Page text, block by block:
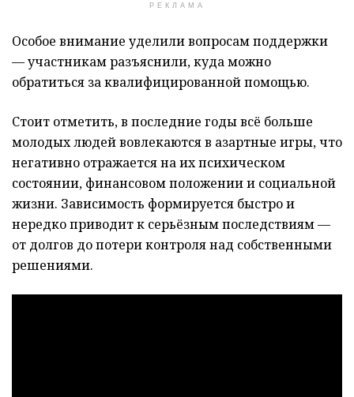
РЕКЛАМА
Особое внимание уделили вопросам поддержки
— участникам разъяснили, куда можно
обратиться за квалифицированной помощью.
Стоит отметить, в последние годы всё больше
молодых людей вовлекаются в азартные игры, что
негативно отражается на их психическом
состоянии, финансовом положении и социальной
жизни. Зависимость формируется быстро и
нередко приводит к серьёзным последствиям —
от долгов до потери контроля над собственными
решениями.